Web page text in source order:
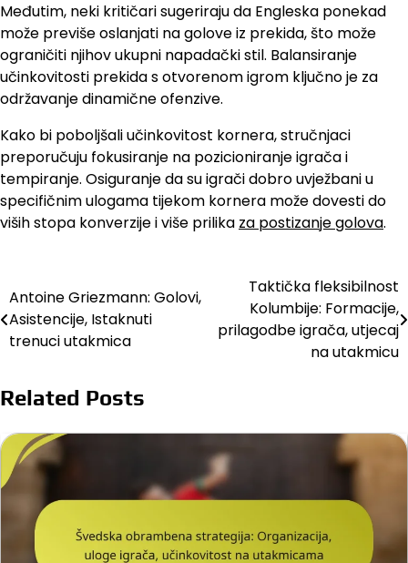
Međutim, neki kritičari sugeriraju da Engleska ponekad
može previše oslanjati na golove iz prekida, što može
ograničiti njihov ukupni napadački stil. Balansiranje
učinkovitosti prekida s otvorenom igrom ključno je za
održavanje dinamične ofenzive.
Kako bi poboljšali učinkovitost kornera, stručnjaci
preporučuju fokusiranje na pozicioniranje igrača i
tempiranje. Osiguranje da su igrači dobro uvježbani u
specifičnim ulogama tijekom kornera može dovesti do
viših stopa konverzije i više prilika za postizanje golova.
Post
navigation
Antoine Griezmann: Golovi,
Asistencije, Istaknuti
trenuci utakmica
Taktička fleksibilnost
Kolumbije: Formacije,
prilagodbe igrača, utjecaj
na utakmicu
Related Posts